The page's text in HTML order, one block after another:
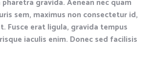
sem, maximus non consectetur id,
Fusce erat ligula, gravida tempus
iaculis enim. Donec sed facilisis